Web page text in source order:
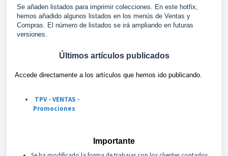
Se añaden listados para imprimir colecciones. En este hotfix,
hemos añadido algunos listados en los menús de Ventas y
Compras. El número de listados se irá ampliando en futuras
versiones.
Últimos artículos publicados
Accede directamente a los artículos que hemos ido publicando.
TPV - VENTAS -
Promociones
Importante